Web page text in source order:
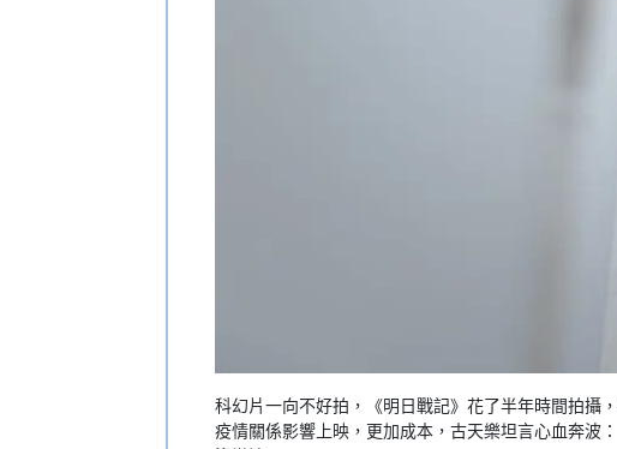
科幻片一向不好拍，《明日戰記》花了半年時間拍攝
疫情關係影響上映，更加成本，古天樂坦言心血奔波